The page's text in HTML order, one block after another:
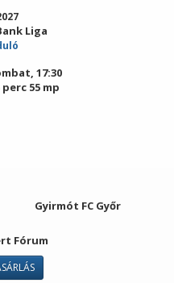
Liga
17:30
perc 55 mp
Gyirmót FC Győr
Fórum